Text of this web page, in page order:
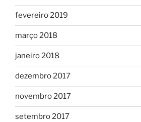
fevereiro 2019
março 2018
janeiro 2018
dezembro 2017
novembro 2017
setembro 2017